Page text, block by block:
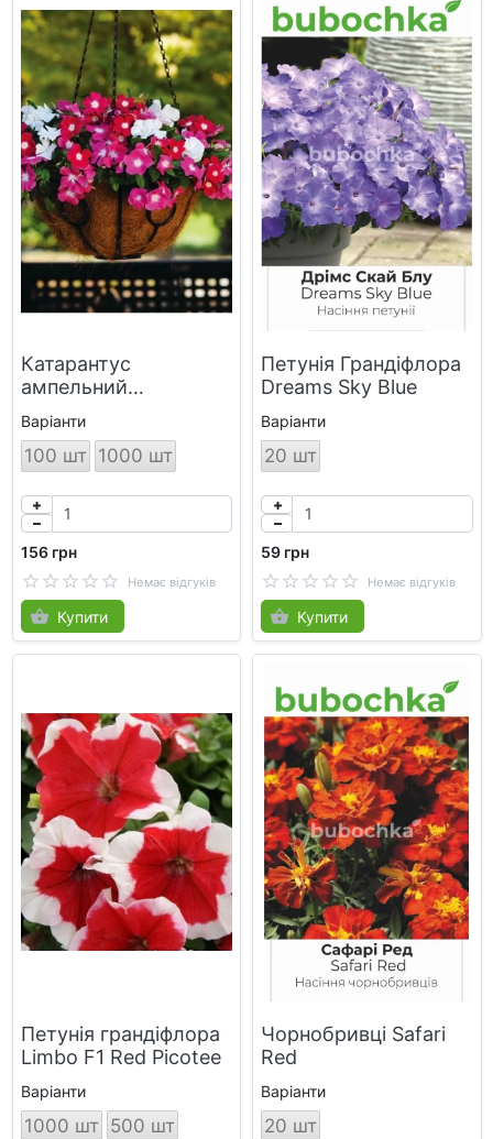
Катарантус
ампельний
Mediterranean Mix
Варіанти
100 шт 1000 шт
156 грн
Немає відгуків
Купити
Петунія Грандіфлора
Dreams Sky Blue
Варіанти
20 шт
59 грн
Немає відгуків
Купити
Петунія грандіфлора
Limbo F1 Red Picotee
Варіанти
1000 шт 500 шт
Чорнобривці Safari
Red
Варіанти
20 шт